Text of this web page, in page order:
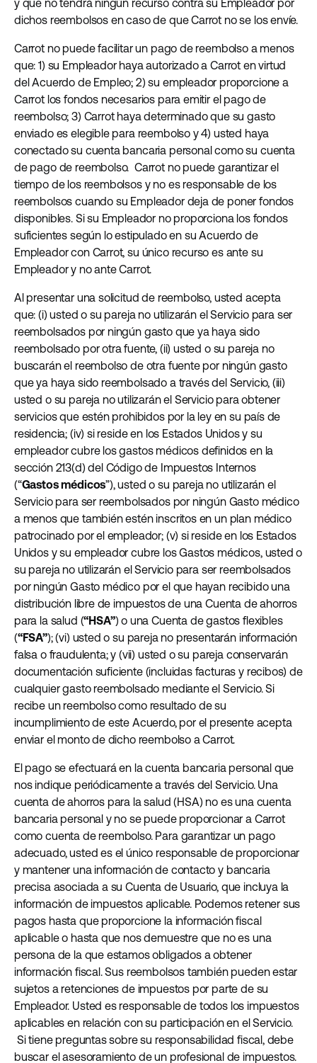
y que no tendrá ningún recurso contra su Empleador por
dichos reembolsos en caso de que Carrot no se los envíe.
Carrot no puede facilitar un pago de reembolso a menos
que: 1) su Empleador haya autorizado a Carrot en virtud
del Acuerdo de Empleo; 2) su empleador proporcione a
Carrot los fondos necesarios para emitir el pago de
reembolso; 3) Carrot haya determinado que su gasto
enviado es elegible para reembolso y 4) usted haya
conectado su cuenta bancaria personal como su cuenta
de pago de reembolso. Carrot no puede garantizar el
tiempo de los reembolsos y no es responsable de los
reembolsos cuando su Empleador deja de poner fondos
disponibles. Si su Empleador no proporciona los fondos
suficientes según lo estipulado en su Acuerdo de
Empleador con Carrot, su único recurso es ante su
Empleador y no ante Carrot.
Al presentar una solicitud de reembolso, usted acepta
que: (i) usted o su pareja no utilizarán el Servicio para ser
reembolsados por ningún gasto que ya haya sido
reembolsado por otra fuente, (ii) usted o su pareja no
buscarán el reembolso de otra fuente por ningún gasto
que ya haya sido reembolsado a través del Servicio, (iii)
usted o su pareja no utilizarán el Servicio para obtener
servicios que estén prohibidos por la ley en su país de
residencia; (iv) si reside en los Estados Unidos y su
empleador cubre los gastos médicos definidos en la
sección 213(d) del Código de Impuestos Internos
(“Gastos médicos”), usted o su pareja no utilizarán el
Servicio para ser reembolsados por ningún Gasto médico
a menos que también estén inscritos en un plan médico
patrocinado por el empleador; (v) si reside en los Estados
Unidos y su empleador cubre los Gastos médicos, usted o
su pareja no utilizarán el Servicio para ser reembolsados
por ningún Gasto médico por el que hayan recibido una
distribución libre de impuestos de una Cuenta de ahorros
para la salud (“HSA”) o una Cuenta de gastos flexibles
(“FSA”); (vi) usted o su pareja no presentarán información
falsa o fraudulenta; y (vii) usted o su pareja conservarán
documentación suficiente (incluidas facturas y recibos) de
cualquier gasto reembolsado mediante el Servicio. Si
recibe un reembolso como resultado de su
incumplimiento de este Acuerdo, por el presente acepta
enviar el monto de dicho reembolso a Carrot.
El pago se efectuará en la cuenta bancaria personal que
nos indique periódicamente a través del Servicio. Una
cuenta de ahorros para la salud (HSA) no es una cuenta
bancaria personal y no se puede proporcionar a Carrot
como cuenta de reembolso. Para garantizar un pago
adecuado, usted es el único responsable de proporcionar
y mantener una información de contacto y bancaria
precisa asociada a su Cuenta de Usuario, que incluya la
información de impuestos aplicable. Podemos retener sus
pagos hasta que proporcione la información fiscal
aplicable o hasta que nos demuestre que no es una
persona de la que estamos obligados a obtener
información fiscal. Sus reembolsos también pueden estar
sujetos a retenciones de impuestos por parte de su
Empleador. Usted es responsable de todos los impuestos
aplicables en relación con su participación en el Servicio.
Si tiene preguntas sobre su responsabilidad fiscal, debe
buscar el asesoramiento de un profesional de impuestos.